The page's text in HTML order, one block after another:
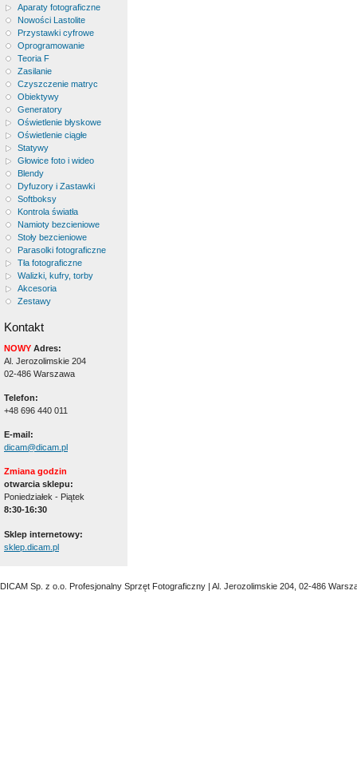
Aparaty fotograficzne
Nowości Lastolite
Przystawki cyfrowe
Oprogramowanie
Teoria F
Zasilanie
Czyszczenie matryc
Obiektywy
Generatory
Oświetlenie błyskowe
Oświetlenie ciągłe
Statywy
Głowice foto i wideo
Blendy
Dyfuzory i Zastawki
Softboksy
Kontrola światła
Namioty bezcieniowe
Stoły bezcieniowe
Parasolki fotograficzne
Tła fotograficzne
Walizki, kufry, torby
Akcesoria
Zestawy
Kontakt
NOWY Adres:
Al. Jerozolimskie 204
02-486 Warszawa
Telefon:
+48 696 440 011
E-mail:
dicam@dicam.pl
Zmiana godzin
otwarcia sklepu:
Poniedziałek - Piątek
8:30-16:30
Sklep internetowy:
sklep.dicam.pl
DICAM Sp. z o.o. Profesjonalny Sprzęt Fotograficzny | Al. Jerozolimskie 204, 02-486